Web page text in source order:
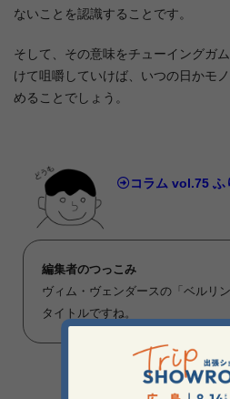
ないことを認識することです。
そして、その意味をチューイングガ
けて咀嚼していけば、いつの日かモ
めることでしょう。
編集者のつっこみ
ヴィム・ヴェンダースの「ベルリ
タイトルですね。
コラム vol.75 ふ